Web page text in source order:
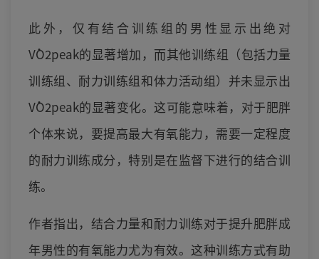
此外，仅有结合训练组的男性显示出绝对
V̇O2peak的显著增加，而其他训练组（包括力量
训练组、耐力训练组和体力活动组）并未显示出
V̇O2peak的显著变化。这可能意味着，对于肥胖
个体来说，要提高最大有氧能力，需要一定程度
的耐力训练成分，特别是在监督下进行的结合训
练。
作者指出，结合力量和耐力训练对于提升肥胖成
年男性的有氧能力尤为有效。这种训练方式有助